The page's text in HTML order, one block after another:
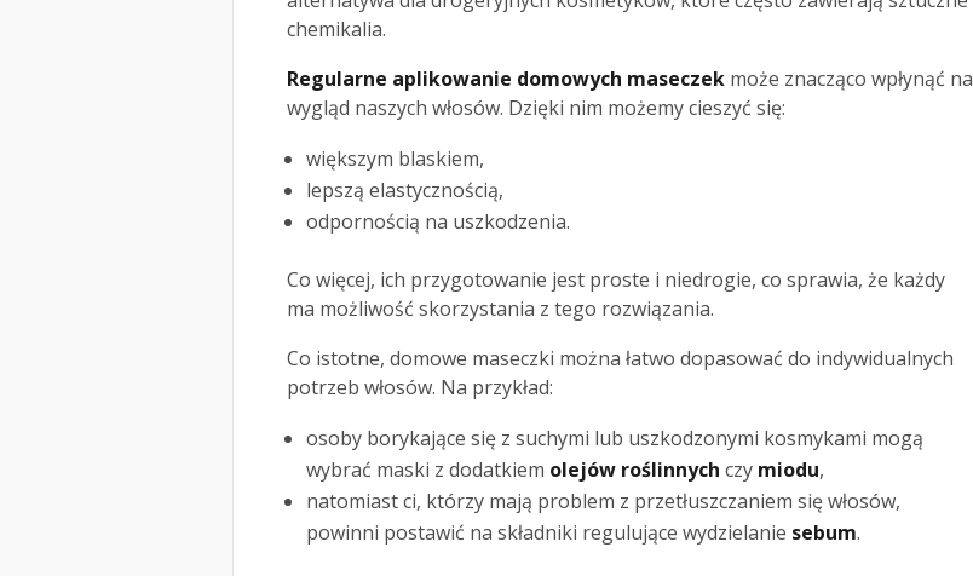
chemikalia.
Regularne aplikowanie domowych maseczek może znacząco wpłynąć na
wygląd naszych włosów. Dzięki nim możemy cieszyć się:
większym blaskiem,
lepszą elastycznością,
odpornością na uszkodzenia.
Co więcej, ich przygotowanie jest proste i niedrogie, co sprawia, że każdy
ma możliwość skorzystania z tego rozwiązania.
Co istotne, domowe maseczki można łatwo dopasować do indywidualnych
potrzeb włosów. Na przykład:
osoby borykające się z suchymi lub uszkodzonymi kosmykami mogą
wybrać maski z dodatkiem olejów roślinnych czy miodu,
natomiast ci, którzy mają problem z przetłuszczaniem się włosów,
powinni postawić na składniki regulujące wydzielanie sebum.